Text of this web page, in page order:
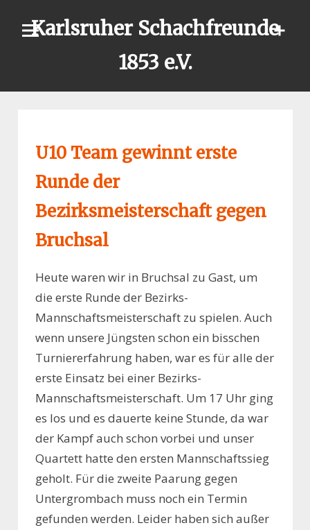
Karlsruher Schachfreunde
1853 e.V.
U10 Team gewinnt erste
Runde der
Bezirksmeisterschaft gegen
Bruchsal
Heute waren wir in Bruchsal zu Gast, um
die erste Runde der Bezirks-
Mannschaftsmeisterschaft zu spielen. Auch
wenn unsere Jüngsten schon ein bisschen
Turniererfahrung haben, war es für alle der
erste Einsatz bei einer Bezirks-
Mannschaftsmeisterschaft. Um 17 Uhr ging
es los und es dauerte keine Stunde, da war
der Kampf auch schon vorbei und unser
Quartett hatte den ersten Mannschaftssieg
geholt. Für die zweite Paarung gegen
Untergrombach muss noch ein Termin
gefunden werden. Leider haben sich außer